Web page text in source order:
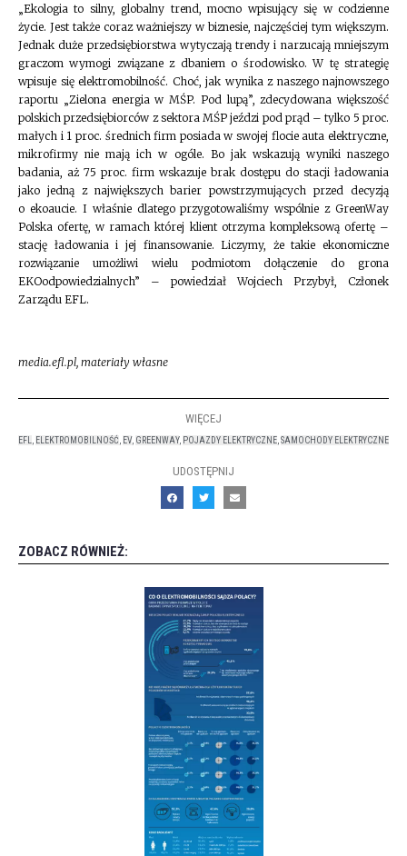
„Ekologia to silny, globalny trend, mocno wpisujący się w codzienne
życie. Jest także coraz ważniejszy w biznesie, najczęściej tym większym.
Jednak duże przedsiębiorstwa wytyczają trendy i narzucają mniejszym
graczom wymogi związane z dbaniem o środowisko. W tę strategię
wpisuje się elektromobilność. Choć, jak wynika z naszego najnowszego
raportu „Zielona energia w MŚP. Pod lupą”, zdecydowana większość
polskich przedsiębiorców z sektora MŚP jeździ pod prąd – tylko 5 proc.
małych i 1 proc. średnich firm posiada w swojej flocie auta elektryczne,
mikrofirmy nie mają ich w ogóle. Bo jak wskazują wyniki naszego
badania, aż 75 proc. firm wskazuje brak dostępu do stacji ładowania
jako jedną z największych barier powstrzymujących przed decyzją
o ekoaucie. I właśnie dlatego przygotowaliśmy wspólnie z GreenWay
Polska ofertę, w ramach której klient otrzyma kompleksową ofertę –
stację ładowania i jej finansowanie. Liczymy, że takie ekonomiczne
rozwiązanie umożliwi wielu podmiotom dołączenie do grona
EKOodpowiedzialnych” – powiedział Wojciech Przybył, Członek
Zarządu EFL.
media.efl.pl, materiały własne
WIĘCEJ
EFL ELEKTROMOBILNOŚĆ EV, GREENWAY, POJAZDY ELEKTRYCZNE SAMOCHODY ELEKTRYCZNE
UDOSTĘPNIJ
ZOBACZ RÓWNIEŻ: